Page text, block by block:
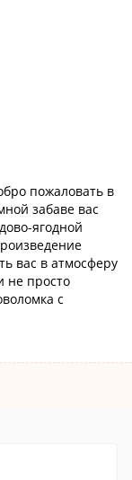
пожаловать в
забаве вас
ягодной
вас в атмосферу
не просто
с